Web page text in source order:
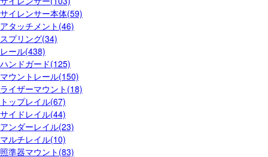
サイレンサー本体(59)
アタッチメント(46)
スプリング(34)
レール(438)
ハンドガード(125)
マウントレール(150)
ライザーマウント(18)
トップレイル(67)
サイドレイル(44)
アンダーレイル(23)
マルチレイル(10)
照準器マウント(83)